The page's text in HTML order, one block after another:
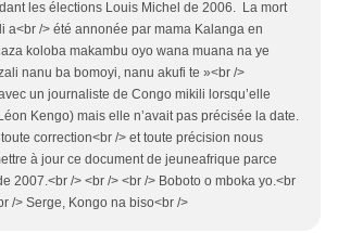
les élections Louis Michel de 2006. La mort
a<br /> été annonée par mama Kalanga en
koloba makambu oyo wana muana na ye
nanu ba bomoyi, nanu akufi te »<br />
un journaliste de Congo mikili lorsqu’elle
Kengo) mais elle n’avait pas précisée la date.
correction<br /> et toute précision nous
à jour ce document de jeuneafrique parce
2007.<br /> <br /> <br /> Boboto o mboka yo.<br
/> Serge, Kongo na biso<br />